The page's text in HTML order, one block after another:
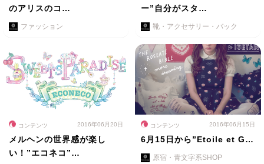
のアリスのコ…
ファッション
ー”自分がスタ…
靴・アクセサリー・バック
コンテンツ 2016年06月20日
メルヘンの世界感が楽し
い！”エコネコ”…
コンテンツ 2016年06月15日
6月15日から”Etoile et G…
原宿・青文字系SHOP